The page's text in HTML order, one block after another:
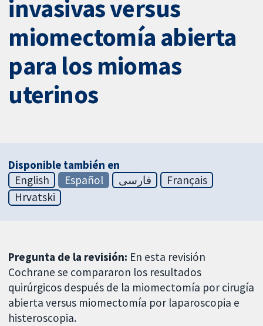
invasivas versus
miomectomía abierta
para los miomas
uterinos
Disponible también en
English
Español فارسی
Français
Hrvatski
Pregunta de la revisión: En esta revisión
Cochrane se compararon los resultados
quirúrgicos después de la miomectomía por cirugía
abierta versus miomectomía por laparoscopia e
histeroscopia.